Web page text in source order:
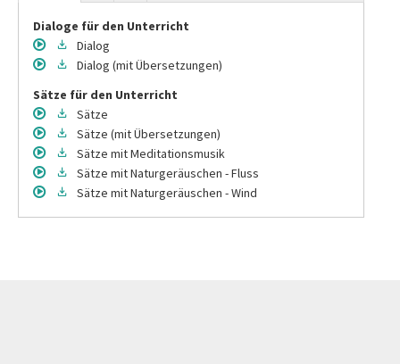
Dialoge für den Unterricht
Dialog
Dialog (mit Übersetzungen)
Sätze für den Unterricht
Sätze
Sätze (mit Übersetzungen)
Sätze mit Meditationsmusik
Sätze mit Naturgeräuschen - Fluss
Sätze mit Naturgeräuschen - Wind